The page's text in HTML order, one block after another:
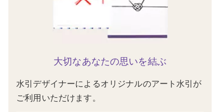
大切なあなたの思いを結ぶ
水引デザイナーによるオリジナルのアート水引が
ご利用いただけます。